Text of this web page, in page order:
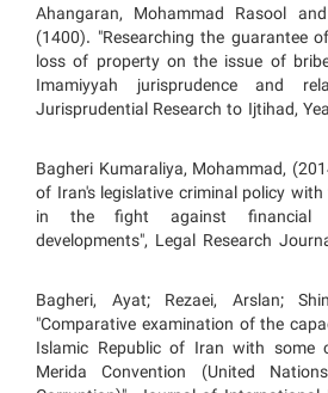
Ahangaran, Mohammad Rasool
(1400). "Researching the guarantee
loss of property on the issue of
Imamiyyah jurisprudence and
Jurisprudential Research to Ijtihad,
Bagheri Kumaraliya, Mohammad,
of Iran's legislative criminal policy
in the fight against financial
developments", Legal Research
Bagheri, Ayat; Rezaei, Arslan;
"Comparative examination of the
Islamic Republic of Iran with some
Merida Convention (United